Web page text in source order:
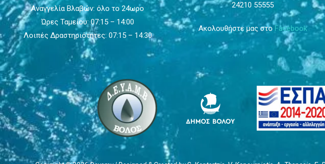
Αναγγελία Βλαβών: όλο το 24ωρο
Ώρες Ταμείου: 07:15 – 14:00
Λοιπές Δραστηριότητες: 07:15 – 14:30
24210 55555
Ακολουθήστε μας στο Facebook